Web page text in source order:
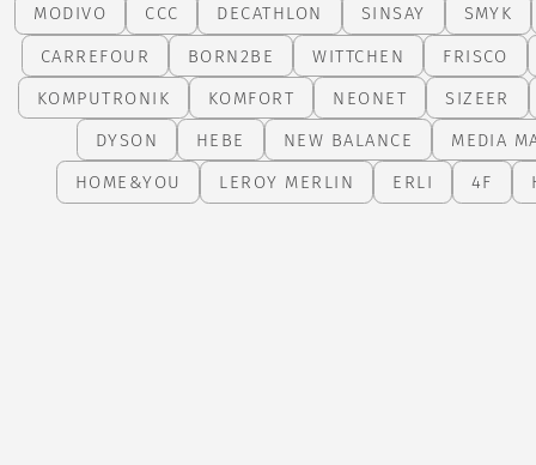
MODIVO
CCC DECATHLON SINSAY
SMYK
CARREFOUR
BORN2BE WITTCHEN
FRISCO
KOMPUTRONIK
KOMFORT NEONET
SIZEER
DYSON
HEBE NEW BALANCE
MEDIA
HOME&YOU
LEROY MERLIN ERLI 4F